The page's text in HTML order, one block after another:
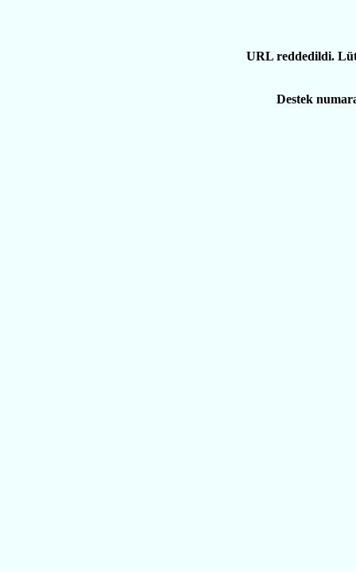
URL reddedildi.
Destek